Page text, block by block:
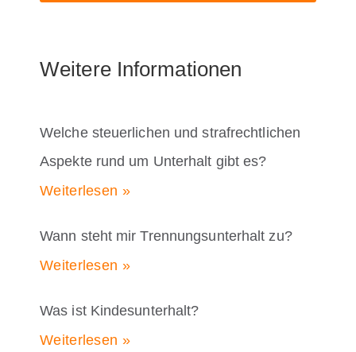
Weitere Informationen
Welche steuerlichen und strafrechtlichen
Aspekte rund um Unterhalt gibt es?
Weiterlesen »
Wann steht mir Trennungsunterhalt zu?
Weiterlesen »
Was ist Kindesunterhalt?
Weiterlesen »